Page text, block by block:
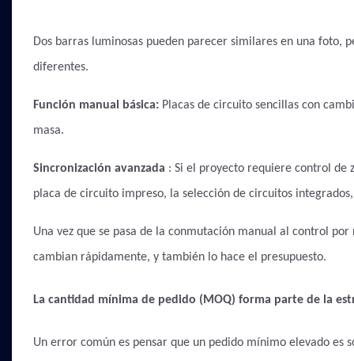
Dos barras luminosas pueden parecer similares en una
diferentes.
Función manual básica:Placas de circuito sencillas con
masa.
Sincronización avanzada : Si el proyecto requiere control de
placa de circuito impreso, la selección de circuitos
Una vez que se pasa de la conmutación manual al control
cambian rápidamente, y también lo hace el presupuesto.
La cantidad mínima de pedido (MOQ) forma parte de la
Un error común es pensar que un pedido mínimo elevado es